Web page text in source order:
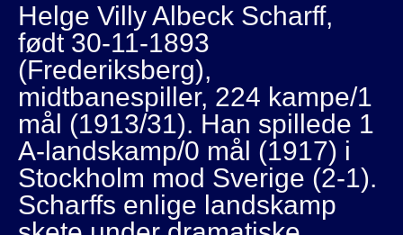
Helge Villy Albeck Scharff,
født 30-11-1893
(Frederiksberg),
midtbanespiller, 224 kampe/1
mål (1913/31). Han spillede 1
A-landskamp/0 mål (1917) i
Stockholm mod Sverige (2-1).
Scharffs enlige landskamp